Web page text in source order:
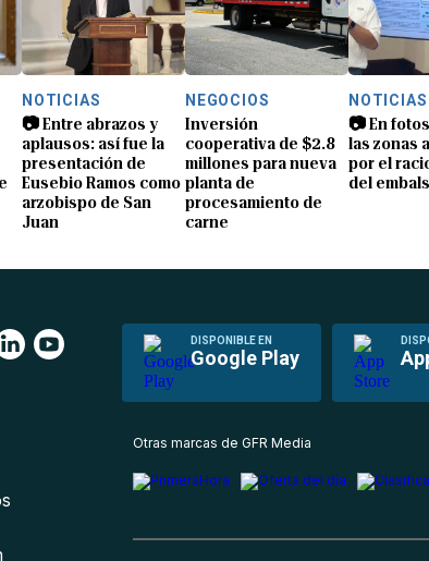
NOTICIAS
📷 Entre abrazos y
aplausos: así fue la
presentación de
Eusebio Ramos como
arzobispo de San
Juan
NEGOCIOS
Inversión
cooperativa de $2.8
millones para nueva
planta de
procesamiento de
carne
NOTICIAS
📷 En
las zonas
por el
del
DISPONIBLE EN
Google Play
Otras marcas de GFR Media